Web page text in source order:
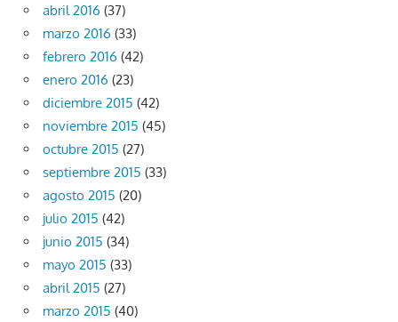
abril 2016 (37)
marzo 2016 (33)
febrero 2016 (42)
enero 2016 (23)
diciembre 2015 (42)
noviembre 2015 (45)
octubre 2015 (27)
septiembre 2015 (33)
agosto 2015 (20)
julio 2015 (42)
junio 2015 (34)
mayo 2015 (33)
abril 2015 (27)
marzo 2015 (40)